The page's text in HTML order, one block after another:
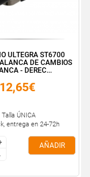
ULTEGRA ST6700
DE CAMBIOS
- DEREC...
12,65€
Talla ÚNICA
entrega en 24-72h
AÑADIR